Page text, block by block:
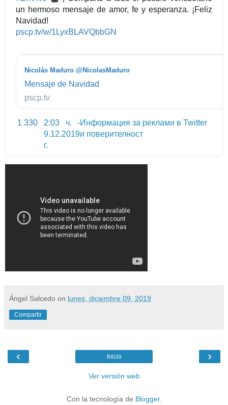
un hermoso mensaje de amor, fe y esperanza. ¡Feliz
Navidad!
h
w
.
pscp.tv/w/1LyxBLAVQbbGN
Nicolás Maduro @NicolasMaduro
Mensaje de Navidad
pscp.tv
1 330
2:03 ч. -
9.12.2019
г.
Информация за реклами в Twitter
и поверителност
Ángel Salcedo on lunes, diciembre 09, 2019
Compartir
‹ ›
Inicio
Ver versión web
Con la tecnología de Blogger.